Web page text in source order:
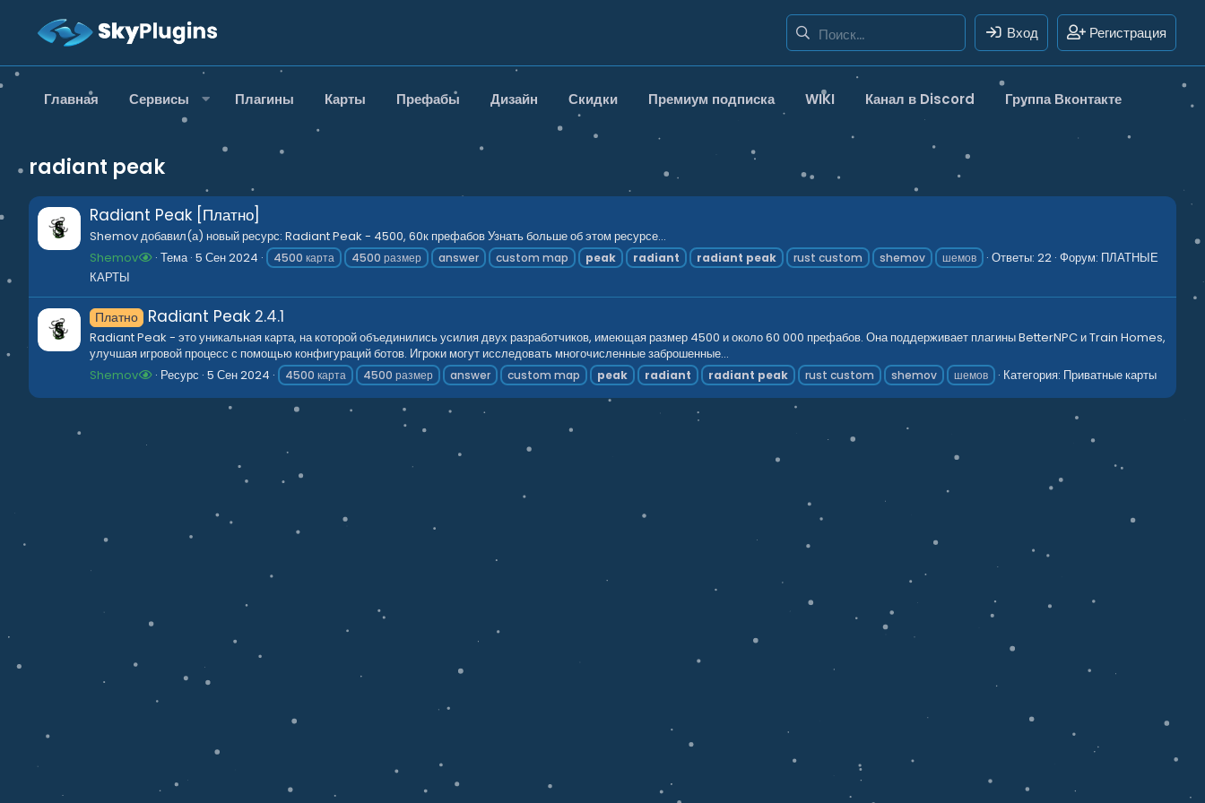
Вход Регистрация
Главная Сервисы Плагины Карты Префабы Дизайн Скидки Премиум подписка WIKI Канал в Discord Группа Вконтакте
radiant peak
Radiant Peak [Платно]
Shemov добавил(а) новый ресурс: Radiant Peak - 4500, 60к префабов Узнать больше об этом ресурсе...
Shemov
Тема 5 Сен 2024 4500 карта 4500 размер answer custom map peak radiant radiant peak rust custom shemov шемов Ответы: 22 Форум: ПЛАТНЫЕ
КАРТЫ
Платно Radiant Peak 2.4.1
Radiant Peak - это уникальная карта, на которой объединились усилия двух разработчиков, имеющая размер 4500 и около 60 000 префабов. Она поддерживает плагины BetterNPC и Train Homes,
улучшая игровой процесс с помощью конфигураций ботов. Игроки могут исследовать многочисленные заброшенные...
Shemov
Ресурс 5 Сен 2024 4500 карта 4500 размер answer custom map peak radiant radiant peak rust custom shemov шемов Категория: Приватные карты